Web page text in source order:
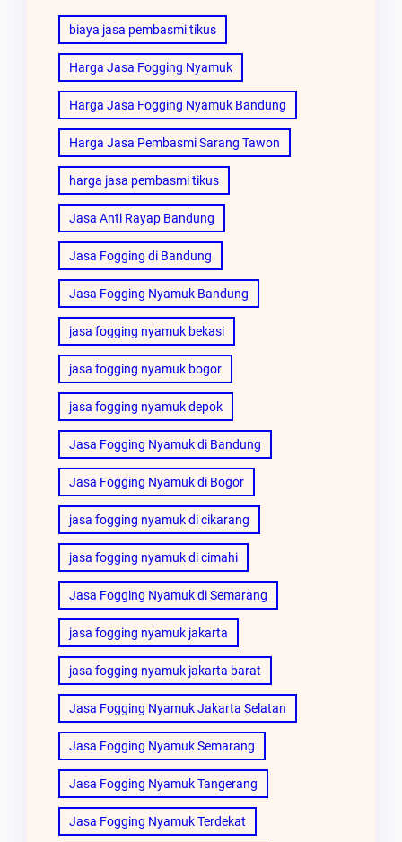
biaya jasa pembasmi tikus
Harga Jasa Fogging Nyamuk
Harga Jasa Fogging Nyamuk Bandung
Harga Jasa Pembasmi Sarang Tawon
harga jasa pembasmi tikus
Jasa Anti Rayap Bandung
Jasa Fogging di Bandung
Jasa Fogging Nyamuk Bandung
jasa fogging nyamuk bekasi
jasa fogging nyamuk bogor
jasa fogging nyamuk depok
Jasa Fogging Nyamuk di Bandung
Jasa Fogging Nyamuk di Bogor
jasa fogging nyamuk di cikarang
jasa fogging nyamuk di cimahi
Jasa Fogging Nyamuk di Semarang
jasa fogging nyamuk jakarta
jasa fogging nyamuk jakarta barat
Jasa Fogging Nyamuk Jakarta Selatan
Jasa Fogging Nyamuk Semarang
Jasa Fogging Nyamuk Tangerang
Jasa Fogging Nyamuk Terdekat